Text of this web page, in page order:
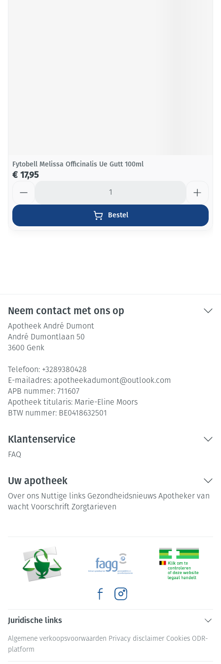
Fytobell Melissa Officinalis Ue Gutt 100ml
€ 17,95
Bestel
Neem contact met ons op
Apotheek André Dumont
André Dumontlaan 50
3600 Genk
Telefoon: +3289380428
E-mailadres: apotheekadumont@outlook.com
APB nummer: 711607
Apotheek titularis: Marie-Eline Moors
BTW nummer: BE0418632501
Klantenservice
FAQ
Uw apotheek
Over ons Nuttige links Gezondheidsnieuws Apotheker van
wacht Voorschrift Zorgtarieven
Juridische links
Algemene verkoopsvoorwaarden Privacy disclaimer Cookies ODR-
platform